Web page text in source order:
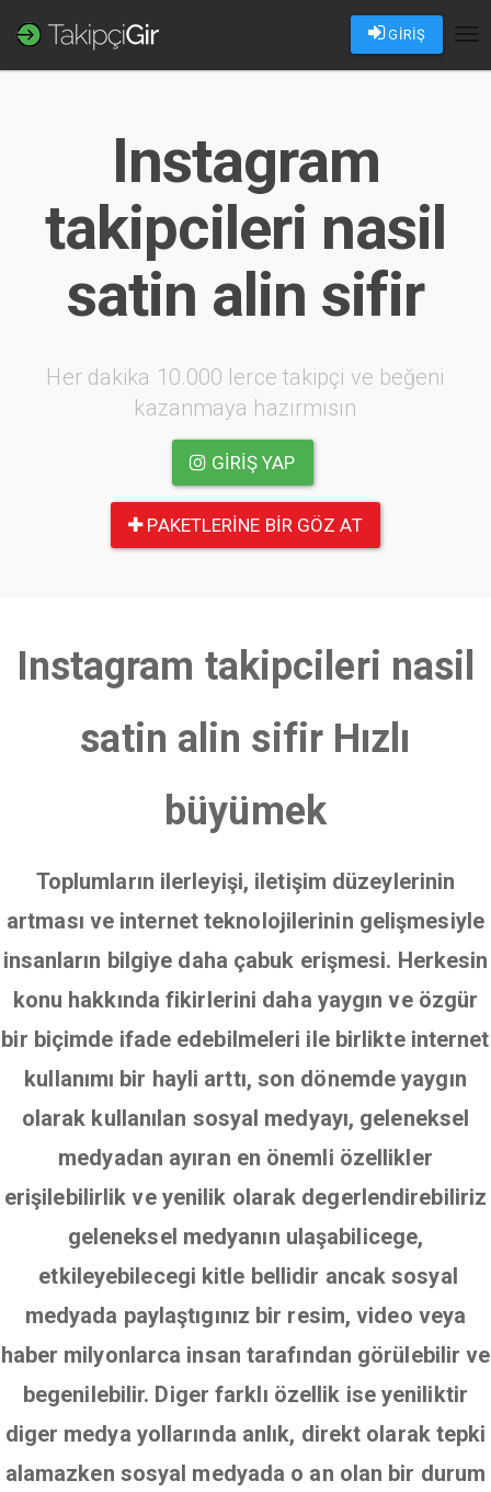
GİRİŞ
Instagram
takipcileri nasil
satin alin sifir
Her dakika 10.000 lerce takipçi ve beğeni
kazanmaya hazırmısın
GIRIŞ YAP
PAKETLERINE BIR GÖZ AT
Instagram takipcileri nasil
satin alin sifir Hızlı
büyümek
Toplumların ilerleyişi, iletişim düzeylerinin
artması ve internet teknolojilerinin gelişmesiyle
insanların bilgiye daha çabuk erişmesi. Herkesin
konu hakkında fikirlerini daha yaygın ve özgür
bir biçimde ifade edebilmeleri ile birlikte internet
kullanımı bir hayli arttı, son dönemde yaygın
olarak kullanılan sosyal medyayı, geleneksel
medyadan ayıran en önemli özellikler
erişilebilirlik ve yenilik olarak degerlendirebiliriz
geleneksel medyanın ulaşabilicege,
etkileyebilecegi kitle bellidir ancak sosyal
medyada paylaştıgınız bir resim, video veya
haber milyonlarca insan tarafından görülebilir ve
begenilebilir. Diger farklı özellik ise yeniliktir
diger medya yollarında anlık, direkt olarak tepki
alamazken sosyal medyada o an olan bir durum